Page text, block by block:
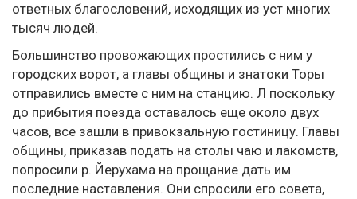
ответных благословений, исходящих из уст многих
тысяч людей.
Большинство провожающих простились с ним у
городских ворот, а главы общины и знатоки Торы
отправились вместе с ним на станцию. Л поскольку
до прибытия поезда оставалось еще около двух
часов, все зашли в привокзальную гостиницу. Главы
общины, приказав подать на столы чаю и лакомств,
попросили р. Йерухама на прощание дать им
последние наставления. Они спросили его совета,